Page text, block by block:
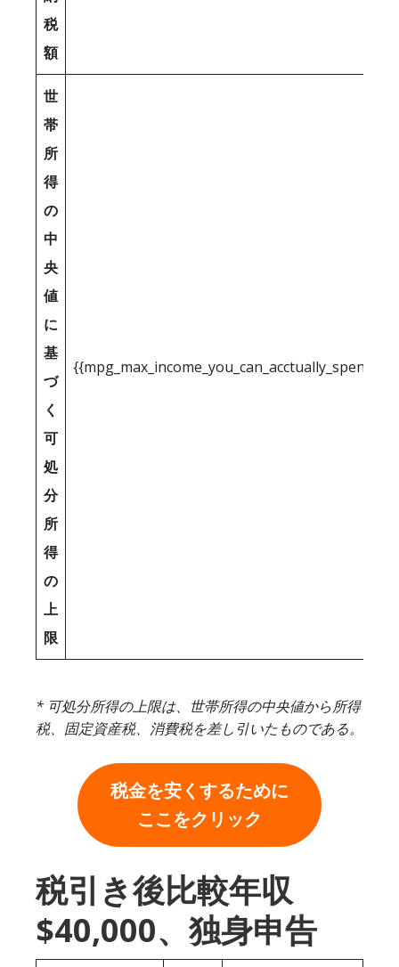
税
額
世
帯
所
得
の
中
央
値
に
基
づ
く
可
処
分
所
得
の
上
限
* 可処分所得の上限は、世帯所得の中央値から所得
税、固定資産税、消費税を差し引いたものである。
税金を安くするために
ここをクリック
税引き後比較年収
$40,000、独身申告